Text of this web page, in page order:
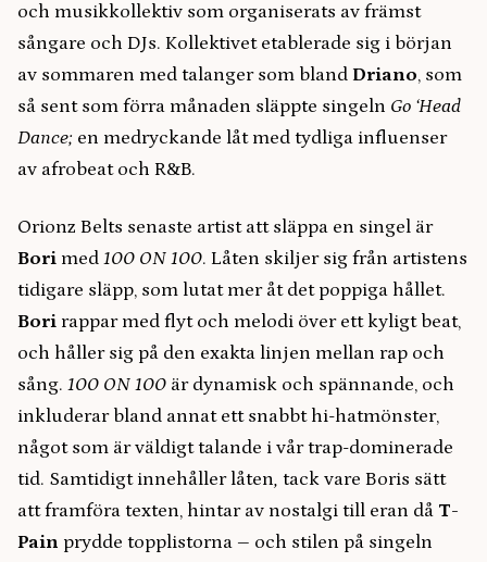
och musikkollektiv som organiserats av främst
sångare och DJs. Kollektivet etablerade sig i början
av sommaren med talanger som bland Driano, som
så sent som förra månaden släppte singeln Go ‘Head
Dance; en medryckande låt med tydliga influenser
av afrobeat och R&B.
Orionz Belts senaste artist att släppa en singel är
Bori med 100 ON 100. Låten skiljer sig från artistens
tidigare släpp, som lutat mer åt det poppiga hållet.
Bori rappar med flyt och melodi över ett kyligt beat,
och håller sig på den exakta linjen mellan rap och
sång. 100 ON 100 är dynamisk och spännande, och
inkluderar bland annat ett snabbt hi-hatmönster,
något som är väldigt talande i vår trap-dominerade
tid. Samtidigt innehåller låten, tack vare Boris sätt
att framföra texten, hintar av nostalgi till eran då T-
Pain prydde topplistorna – och stilen på singeln